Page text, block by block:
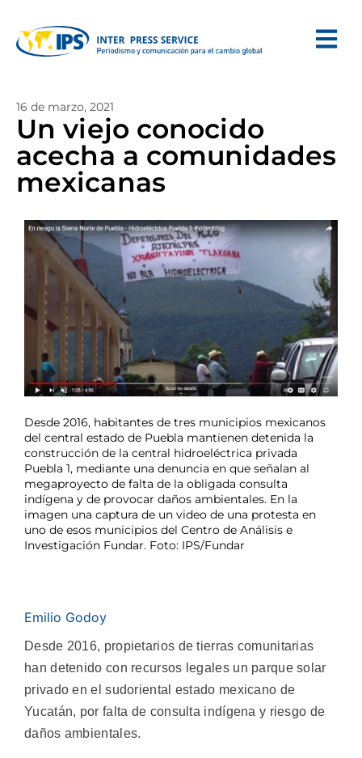
16 de marzo, 2021
Un viejo conocido
acecha a comunidades
mexicanas
Desde 2016, habitantes de tres municipios mexicanos
del central estado de Puebla mantienen detenida la
construcción de la central hidroeléctrica privada
Puebla 1, mediante una denuncia en que señalan al
megaproyecto de falta de la obligada consulta
indígena y de provocar daños ambientales. En la
imagen una captura de un video de una protesta en
uno de esos municipios del Centro de Análisis e
Investigación Fundar. Foto: IPS/Fundar
Emilio Godoy
Desde 2016, propietarios de tierras comunitarias
han detenido con recursos legales un parque solar
privado en el sudoriental estado mexicano de
Yucatán, por falta de consulta indígena y riesgo de
daños ambientales.